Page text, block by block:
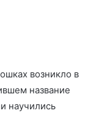
возникло в
название
научились